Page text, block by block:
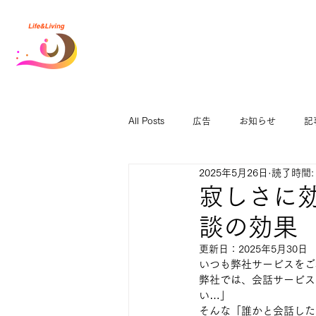
All Posts 広告 お知らせ 記
寂しさに
談の効果
2025年5月26日 読了時間:
更新日： 2025年5月30日
いつも弊社サービスを
弊社では、会話サービ
い…」
そんな「誰かと会話し